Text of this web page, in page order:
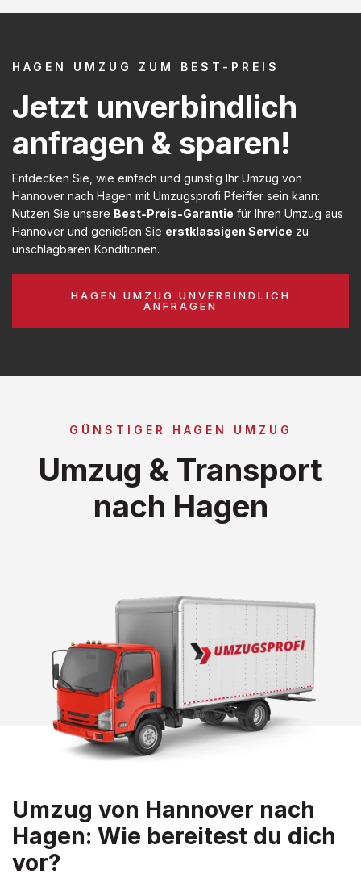
HAGEN UMZUG ZUM BEST-PREIS
Jetzt unverbindlich
anfragen & sparen!
Entdecken Sie, wie einfach und günstig Ihr Umzug von
Hannover nach Hagen mit Umzugsprofi Pfeiffer sein kann:
Nutzen Sie unsere Best-Preis-Garantie für Ihren Umzug aus
Hannover und genießen Sie erstklassigen Service zu
unschlagbaren Konditionen.
HAGEN UMZUG UNVERBINDLICH
ANFRAGEN
GÜNSTIGER HAGEN UMZUG
Umzug & Transport
nach Hagen
Umzug von Hannover nach
Hagen: Wie bereitest du dich
vor?